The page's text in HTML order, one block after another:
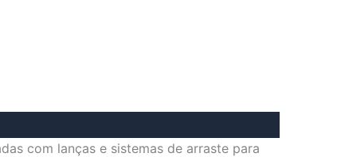
com lanças e sistemas de arraste para